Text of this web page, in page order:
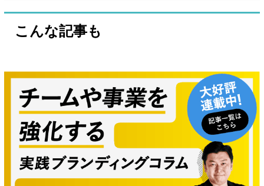
こんな記事も